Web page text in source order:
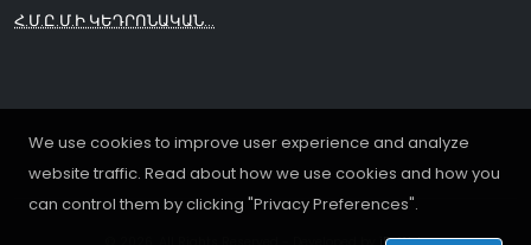
We use cookies to improve user experience and analyze
website traffic. Read about how we use cookies and how you
can control them by clicking "Privacy Preferences".
Հ.Մ.Ը.Մ.Ի ԿԵԴՐՈՆԱԿԱՆ...